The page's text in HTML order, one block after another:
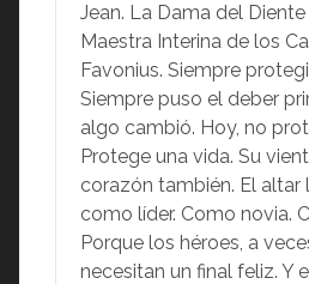
Jean. La Dama del
Maestra Interina de los
Favonius. Siempre
Siempre puso el deber
algo cambió. Hoy, no
Protege una vida. Su
corazón también. El altar
como líder. Como novia.
Porque los héroes, a
necesitan un final feliz. Y